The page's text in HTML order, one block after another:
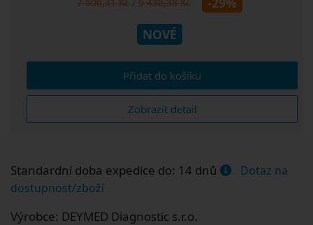
Přidat do košíku
Zobrazit detail
NOVÉ
Standardní doba expedice do: 14 dnů
Dotaz na
dostupnost/zboží
Výrobce: DEYMED Diagnostic s.r.o.